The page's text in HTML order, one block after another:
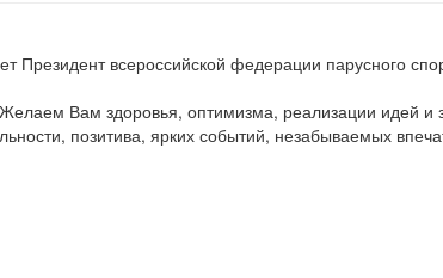
Президент всероссийской федерации парусного
Вам здоровья, оптимизма, реализации идей и
позитива, ярких событий, незабываемых